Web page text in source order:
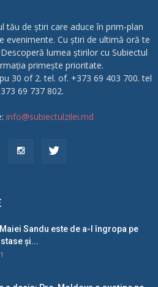
tău de știri care aduce în prim-plan
evenimente. Cu știri de ultimă oră te
lumea știrilor cu Subiectul
primește prioritate.
30 of 2. tel. of. +373 69 403 700. tel
69 737 802.
info@subiectulzilei.md
Sandu este de a-l îngropa pe
și...